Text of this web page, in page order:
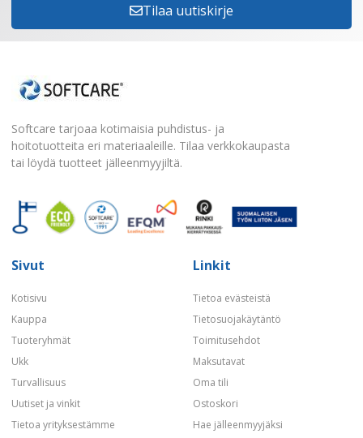
Tilaa uutiskirje
Softcare tarjoaa kotimaisia puhdistus- ja
hoitotuotteita eri materiaaleille. Tilaa verkkokaupasta
tai löydä tuotteet jälleenmyyjiltä.
Sivut
Kotisivu
Kauppa
Tuoteryhmät
Ukk
Turvallisuus
Uutiset ja vinkit
Tietoa yrityksestämme
Linkit
Tietoa evästeistä
Tietosuojakäytäntö
Toimitusehdot
Maksutavat
Oma tili
Ostoskori
Hae jälleenmyyjäksi